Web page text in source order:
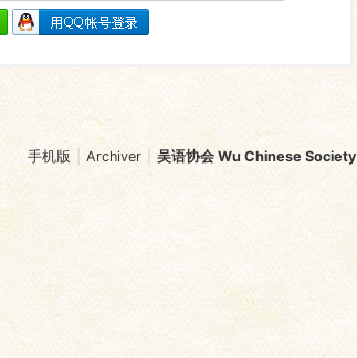
手机版 Archiver 吴语协会 Wu Chinese Society